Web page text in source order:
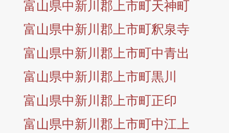
富山県中新川郡上市町天神町
富山県中新川郡上市町釈泉寺
富山県中新川郡上市町中青出
富山県中新川郡上市町黒川
富山県中新川郡上市町正印
富山県中新川郡上市町中江上